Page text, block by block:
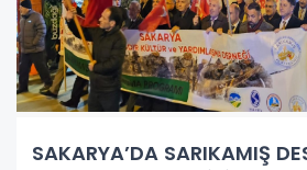
SAKARYA’DA SARIKAMIŞ